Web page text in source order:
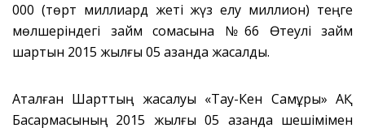
000 (төрт миллиард жеті жүз елу миллион) теңге
мөлшеріндегі займ сомасына №66 Өтеулі займ
шартын 2015 жылғы 05 қазанда жасалды.
Аталған Шарттың жасалуы «Тау-Кен Самұрық» АҚ
Басқармасының 2015 жылғы 05 қазанда шешімімен